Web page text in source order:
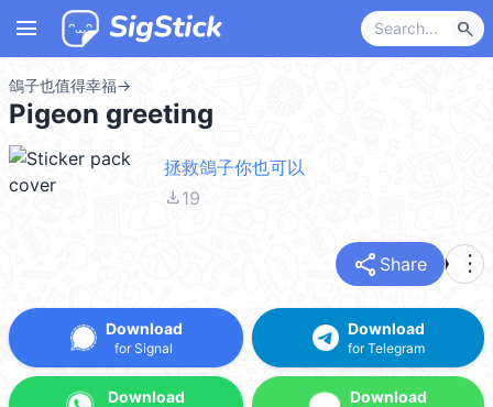
menu search
鴿子也值得幸福→
Pigeon greeting
拯救鴿子你也可以
file_download19
share Share more_vert
Download
for Signal
Download
Download
for Telegram
Download